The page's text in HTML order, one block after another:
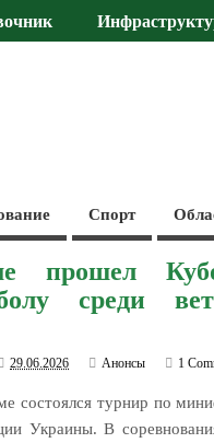
Спорт
прошел
среди
29.06.2026 Анонсы 1
состоялся турнир по
Украины. В